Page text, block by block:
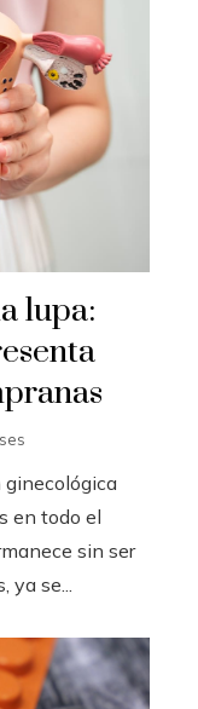
lupa:
ginecológica
en todo el
sin ser
ya se...